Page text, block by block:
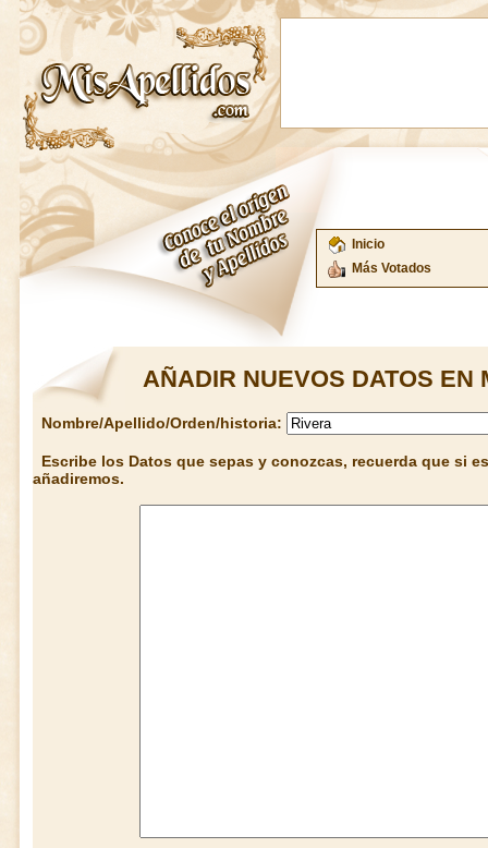
Inicio
Más Votados
AÑADIR NUEVOS DATOS EN
Nombre/Apellido/Orden/historia:
Escribe los Datos que sepas y conozcas, recuerda que si
añadiremos.